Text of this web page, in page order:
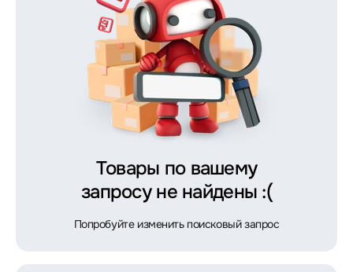
Товары по вашему
запросу не найдены :(
Попробуйте изменить поисковый запрос